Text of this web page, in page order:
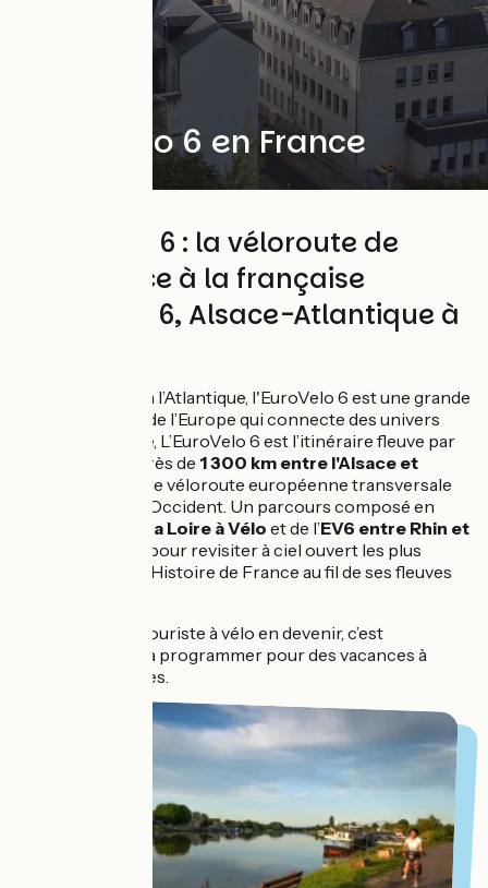
L'EuroVelo 6 en France
L'EuroVelo 6 : la véloroute de
l'excellence à la française
L’EuroVelo 6, Alsace-Atlantique à
De la Mer Noire à l’Atlantique, l'EuroVelo 6 est une grande
traversée à vélo de l’Europe qui connecte des univers
variés. En France, L’EuroVelo 6 est l’itinéraire fleuve par
excellence sur près de 1 300 km entre l'Alsace et
, seule véloroute européenne transversale
de l’Orient vers l’Occident. Un parcours composé en
La Loire à Vélo et de l’EV6 entre Rhin et
, pour revisiter à ciel ouvert les plus
belles pages de l’Histoire de France au fil de ses fleuves
Pour tout touriste à vélo en devenir, c’est
l'itinéraire à programmer pour des vacances à
vélo réussies.